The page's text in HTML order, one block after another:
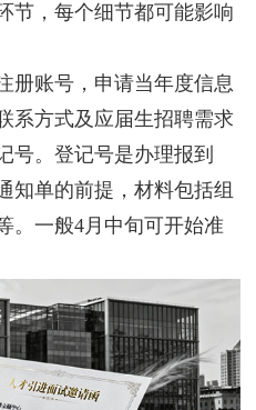
节，每个细节都可能影响
账号，申请当年度信息
系方式及应届生招聘需求
号。登记号是办理报到
知单的前提，材料包括组
。一般4月中旬可开始准